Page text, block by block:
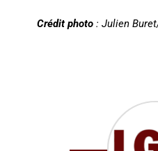
Crédit photo: Julien